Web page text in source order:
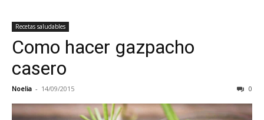
Recetas saludables
Como hacer gazpacho
casero
Noelia - 14/09/2015 0